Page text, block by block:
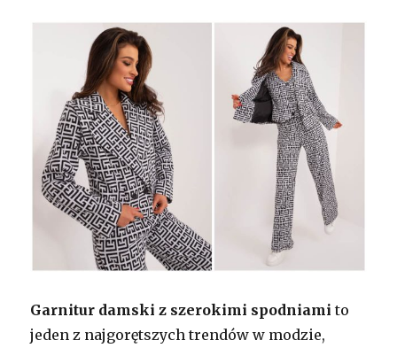
Garnitur damski z szerokimi spodniami to
jeden z najgorętszych trendów w modzie,